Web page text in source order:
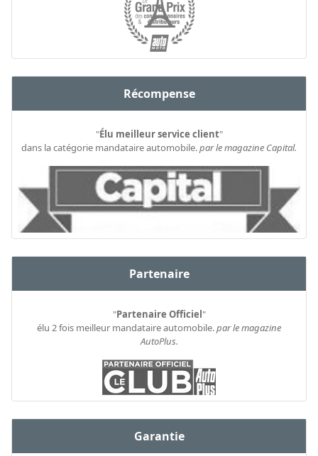
Récompense
"Élu meilleur service client"
dans la catégorie mandataire automobile.par le magazine Capital.
Partenaire
"Partenaire Officiel"
élu 2 fois meilleur mandataire automobile.par le magazine
AutoPlus.
Garantie